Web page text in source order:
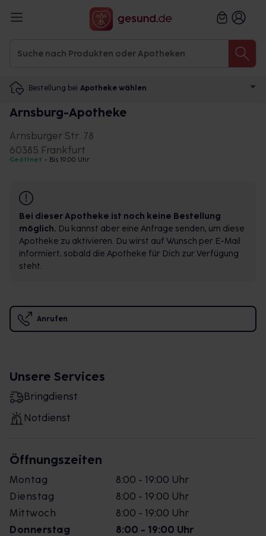
Bestellung bei Apotheke wählen
Arnsburg-Apotheke
Arnsburger Str. 78
60385 Frankfurt
Geöffnet • Bis 19:00 Uhr
Bei dieser Apotheke ist noch keine Bestellung
möglich. Du kannst aber eine Anfrage senden, um diese
Apotheke zu aktivieren. Du wirst auf Wunsch per E-Mail
informiert, sobald die Apotheke für Dich zur Verfügung
steht.
Anrufen
Unsere Services
Bringdienst
Notdienst
Öffnungszeiten
Montag
8:00 - 19:00 Uhr
Dienstag
8:00 - 19:00 Uhr
Mittwoch
8:00 - 19:00 Uhr
Donnerstag
8:00 - 19:00 Uhr